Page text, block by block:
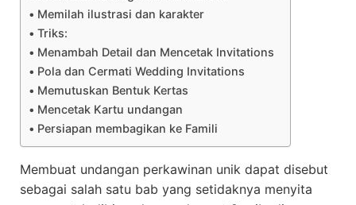
Memilah ilustrasi dan karakter
Triks:
Menambah Detail dan Mencetak Invitations
Pola dan Cermati Wedding Invitations
Memutuskan Bentuk Kertas
Mencetak Kartu undangan
Persiapan membagikan ke Famili
Membuat undangan perkawinan unik dapat disebut
sebagai salah satu bab yang setidaknya menyita